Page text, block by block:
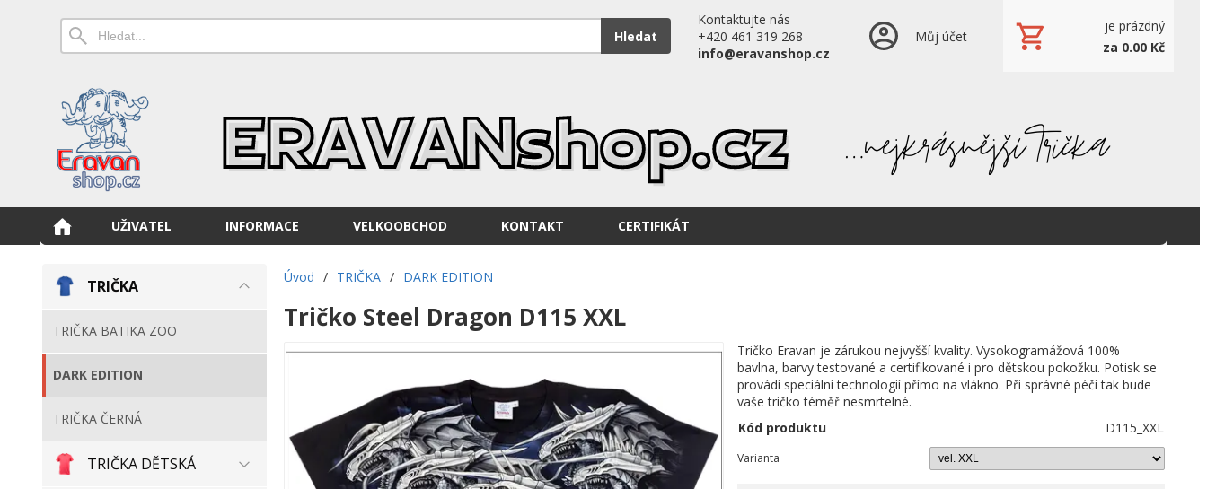
Hledat
Kontaktujte nás
+420 461 319 268
info@eravanshop.cz
Můj účet
je prázdný
za 0.00 Kč
UŽIVATEL INFORMACE VELKOOBCHOD KONTAKT CERTIFIKÁT
TRIČKA
TRIČKA BATIKA ZOO
DARK EDITION
TRIČKA ČERNÁ
TRIČKA DĚTSKÁ
Úvod / TRIČKA / DARK EDITION
Tričko Steel Dragon D115 XXL
Tričko Eravan je zárukou nejvyšší kvality. Vysokogramážová 100%
bavlna, barvy testované a certifikované i pro dětskou pokožku. Potisk se
provádí speciální technologií přímo na vlákno. Při správné péči tak bude
vaše tričko téměř nesmrtelné.
Kód produktu
D115_XXL
Varianta